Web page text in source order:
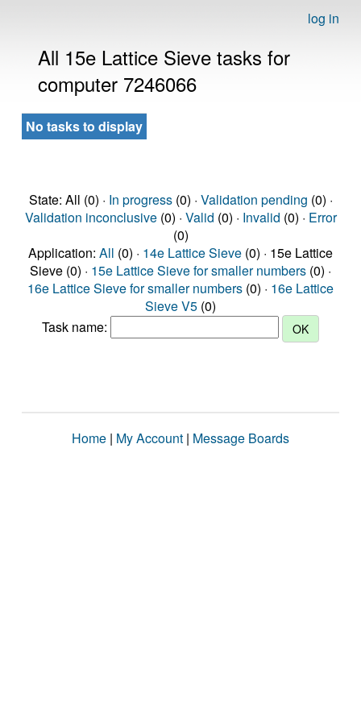
log in
All 15e Lattice Sieve tasks for
computer 7246066
No tasks to display
State: All (0) · In progress(0) · Validation pending (0) ·
Validation inconclusive(0) · Valid (0) · Invalid (0) · Error
(0)
Application: All (0) · 14e Lattice Sieve (0) · 15e Lattice
Sieve (0) · 15e Lattice Sieve for smaller numbers (0) ·
16e Lattice Sieve for smaller numbers (0) · 16e Lattice
Sieve V5 (0)
Task name:
Home | My Account | Message Boards